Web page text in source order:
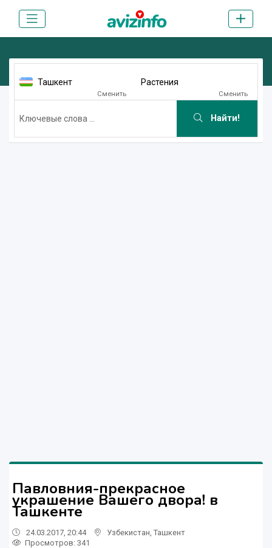
Ташкент
Сменить
Растения
Сменить
Найти!
Павловния-прекрасное
украшение Вашего двора! в
Ташкенте
24.03.2017, 20:44 Узбекистан Ташкент
Просмотров: 341